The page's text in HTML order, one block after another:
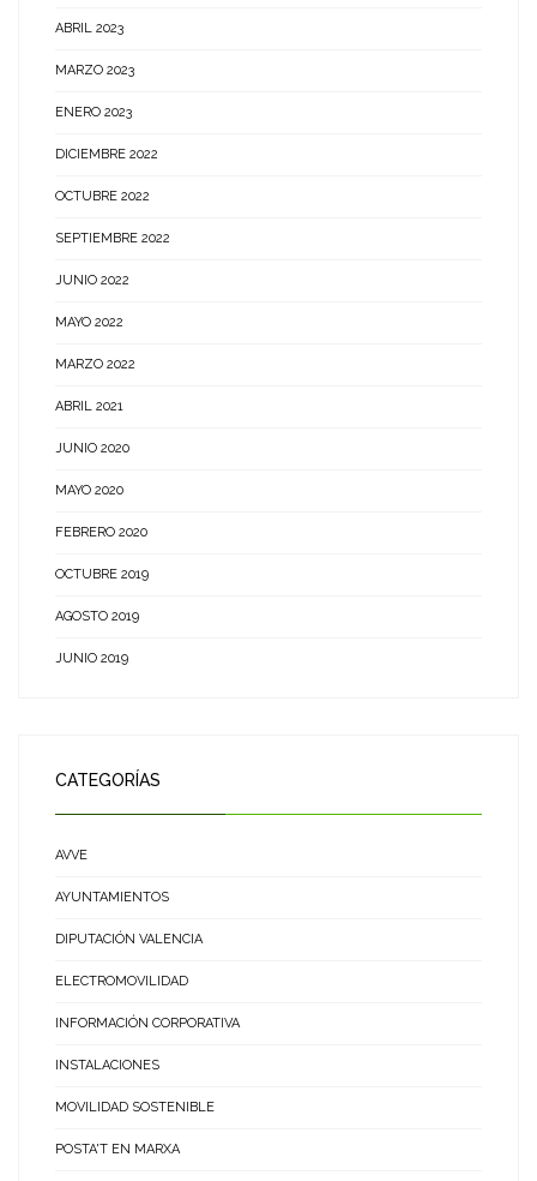
ABRIL 2023
MARZO 2023
ENERO 2023
DICIEMBRE 2022
OCTUBRE 2022
SEPTIEMBRE 2022
JUNIO 2022
MAYO 2022
MARZO 2022
ABRIL 2021
JUNIO 2020
MAYO 2020
FEBRERO 2020
OCTUBRE 2019
AGOSTO 2019
JUNIO 2019
CATEGORÍAS
AVVE
AYUNTAMIENTOS
DIPUTACIÓN VALENCIA
ELECTROMOVILIDAD
INFORMACIÓN CORPORATIVA
INSTALACIONES
MOVILIDAD SOSTENIBLE
POSTA'T EN MARXA